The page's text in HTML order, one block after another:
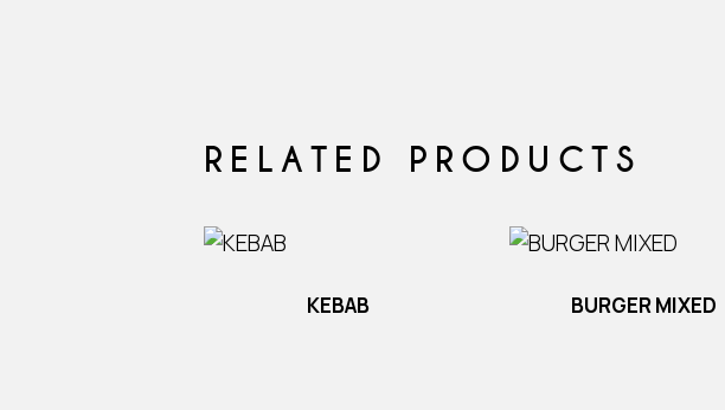
RELATED PRODUCTS
KEBAB BURGER MIXED